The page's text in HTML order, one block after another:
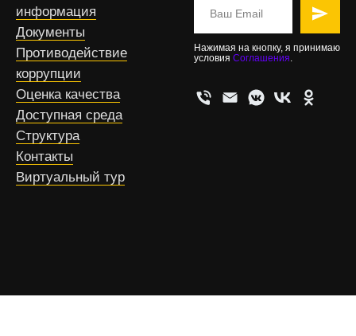
информация
Документы
Противодействие
коррупции
Оценка качества
Доступная среда
Структура
Контакты
Виртуальный тур
Нажимая на кнопку, я принимаю
условия Соглашения.